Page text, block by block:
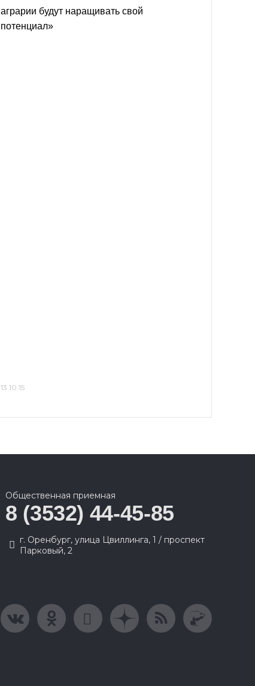
аграрии будут наращивать свой
потенциал»
13.10.15
Общественная приемная
8 (3532) 44-45-85
г. Оренбург, улица Цвиллинга, 1 / проспект
Парковый, 2